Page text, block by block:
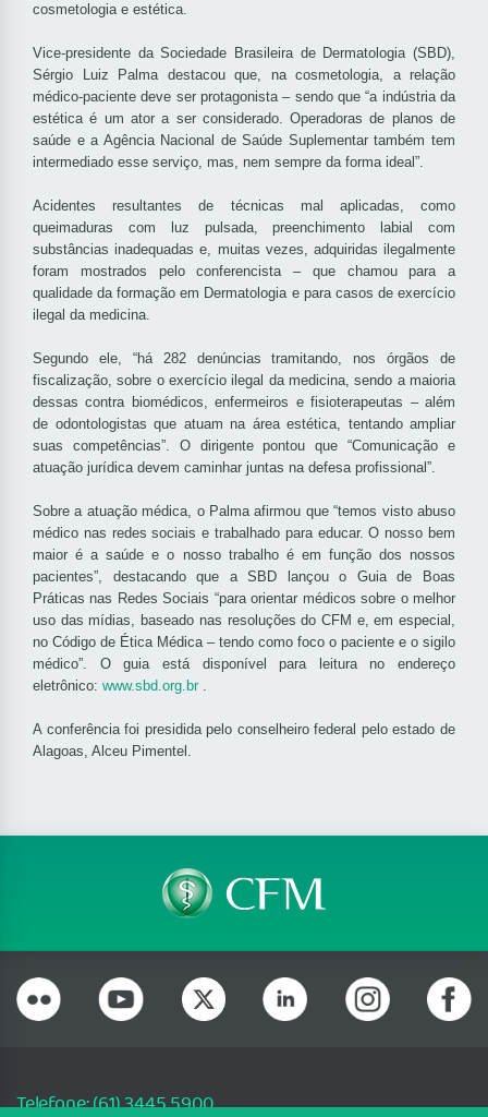
cosmetologia e estética.
Vice-presidente da Sociedade Brasileira de Dermatologia (SBD),
Sérgio Luiz Palma destacou que, na cosmetologia, a relação
médico-paciente deve ser protagonista – sendo que “a indústria da
estética é um ator a ser considerado. Operadoras de planos de
saúde e a Agência Nacional de Saúde Suplementar também tem
intermediado esse serviço, mas, nem sempre da forma ideal”.
Acidentes resultantes de técnicas mal aplicadas, como
queimaduras com luz pulsada, preenchimento labial com
substâncias inadequadas e, muitas vezes, adquiridas ilegalmente
foram mostrados pelo conferencista – que chamou para a
qualidade da formação em Dermatologia e para casos de exercício
ilegal da medicina.
Segundo ele, “há 282 denúncias tramitando, nos órgãos de
fiscalização, sobre o exercício ilegal da medicina, sendo a maioria
dessas contra biomédicos, enfermeiros e fisioterapeutas – além
de odontologistas que atuam na área estética, tentando ampliar
suas competências”. O dirigente pontou que “Comunicação e
atuação jurídica devem caminhar juntas na defesa profissional”.
Sobre a atuação médica, o Palma afirmou que “temos visto abuso
médico nas redes sociais e trabalhado para educar. O nosso bem
maior é a saúde e o nosso trabalho é em função dos nossos
pacientes”, destacando que a SBD lançou o Guia de Boas
Práticas nas Redes Sociais “para orientar médicos sobre o melhor
uso das mídias, baseado nas resoluções do CFM e, em especial,
no Código de Ética Médica – tendo como foco o paciente e o sigilo
médico”. O guia está disponível para leitura no endereço
eletrônico: www.sbd.org.br.
A conferência foi presidida pelo conselheiro federal pelo estado de
Alagoas, Alceu Pimentel.
Telefone: (61) 3445 5900